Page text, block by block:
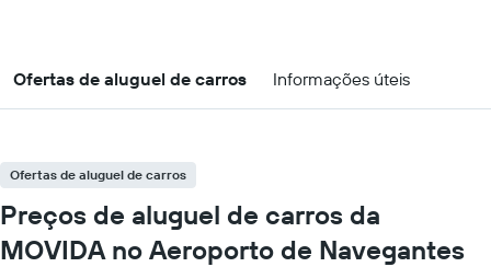
Ofertas de aluguel de carros Informações úteis
Ofertas de aluguel de carros
Preços de aluguel de carros da
MOVIDA no Aeroporto de Navegantes